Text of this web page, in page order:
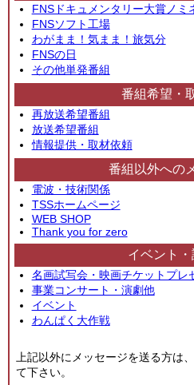
FNSドキュメンタリー大賞ノミ
FNSソフト工場
わがまま！気まま！旅気分
FNSの日
その他単発番組
番組希望・
再放送希望番組
放送希望番組
情報提供・取材依頼
番組以外への
電波・技術関係
TSSホームページ
WEB SHOP
Thank you for zero
イベント
名画試写会・映画チケットプレ
事業コンサート・演劇他
イベント
わんぱく大作戦
上記以外にメッセージを送る方は、
て下さい。